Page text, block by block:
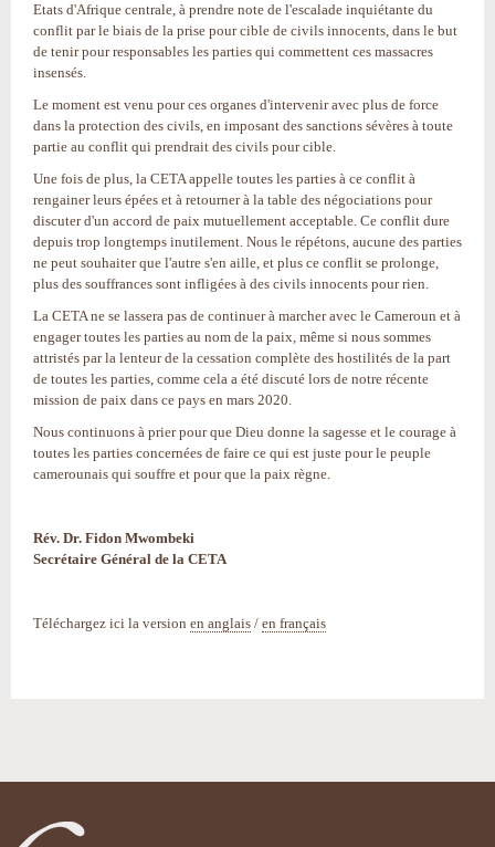
Etats d'Afrique centrale, à prendre note de l'escalade inquiétante du
conflit par le biais de la prise pour cible de civils innocents, dans le but
de tenir pour responsables les parties qui commettent ces massacres
insensés.
Le moment est venu pour ces organes d'intervenir avec plus de force
dans la protection des civils, en imposant des sanctions sévères à toute
partie au conflit qui prendrait des civils pour cible.
Une fois de plus, la CETA appelle toutes les parties à ce conflit à
rengainer leurs épées et à retourner à la table des négociations pour
discuter d'un accord de paix mutuellement acceptable. Ce conflit dure
depuis trop longtemps inutilement. Nous le répétons, aucune des parties
ne peut souhaiter que l'autre s'en aille, et plus ce conflit se prolonge,
plus des souffrances sont infligées à des civils innocents pour rien.
La CETA ne se lassera pas de continuer à marcher avec le Cameroun et à
engager toutes les parties au nom de la paix, même si nous sommes
attristés par la lenteur de la cessation complète des hostilités de la part
de toutes les parties, comme cela a été discuté lors de notre récente
mission de paix dans ce pays en mars 2020.
Nous continuons à prier pour que Dieu donne la sagesse et le courage à
toutes les parties concernées de faire ce qui est juste pour le peuple
camerounais qui souffre et pour que la paix règne.
Rév. Dr. Fidon Mwombeki
Secrétaire Général de la CETA
Téléchargez ici la version en anglais / en français
document